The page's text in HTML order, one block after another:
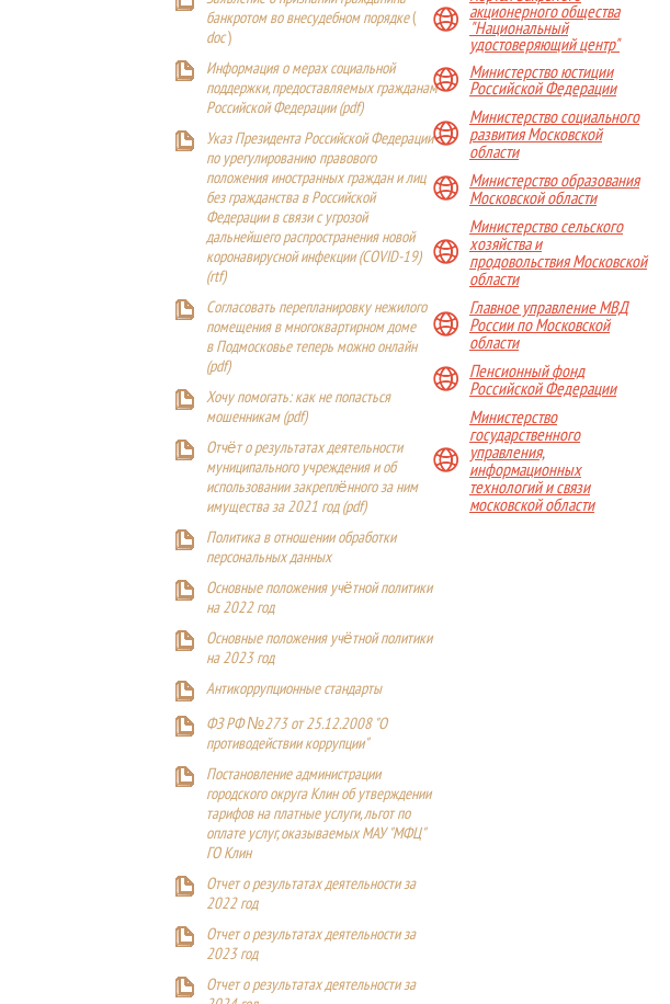
банкротом во внесудебном порядке(
doc)
Информация о мерах социальной
поддержки, предоставляемых гражданам
Российской Федерации (pdf)
Указ Президента Российской Федерации
по урегулированию правового
положения иностранных граждан и лиц
без гражданства в Российской
Федерации в связи с угрозой
дальнейшего распространения новой
коронавирусной инфекции (COVID-19)
(rtf)
Согласовать перепланировку нежилого
помещения в многоквартирном доме
в Подмосковье теперь можно онлайн
(pdf)
Хочу помогать: как не попасться
мошенникам (pdf)
Отчёт о результатах деятельности
муниципального учреждения и об
использовании закреплённого за ним
имущества за 2021 год (pdf)
Политика в отношении обработки
персональных данных
Основные положения учётной политики
на 2022 год
Основные положения учётной политики
на 2023 год
Антикоррупционные стандарты
ФЗ РФ №273 от 25.12.2008 "О
противодействии коррупции"
Постановление администрации
городского округа Клин об утверждении
тарифов на платные услуги, льгот по
оплате услуг, оказываемых МАУ "МФЦ"
ГО Клин
Отчет о результатах деятельности за
2022 год
Отчет о результатах деятельности за
2023 год
Отчет о результатах деятельности за
акционерного общества
"Национальный
удостоверяющий центр"
Министерство юстиции
Российской Федерации
Министерство социального
развития Московской
области
Министерство образования
Московской области
Министерство сельского
хозяйства и
продовольствия Московской
области
Главное управление МВД
России по Московской
области
Пенсионный фонд
Российской Федерации
Министерство
государственного
управления,
информационных
технологий и связи
московской области